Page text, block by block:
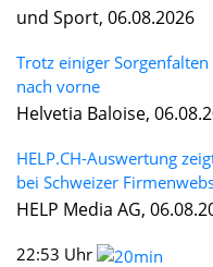
und Sport, 06.08.2026
Trotz einiger
nach vorne
Helvetia Baloise,
HELP.CH-Auswertung
bei Schweizer
HELP Media AG,
22:53 Uhr